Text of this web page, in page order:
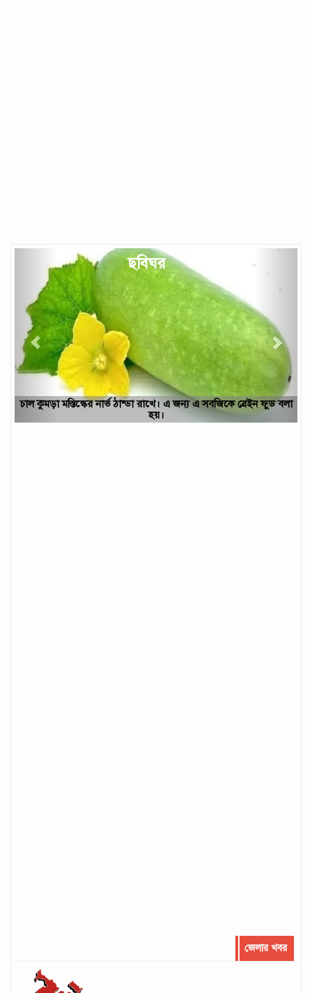
ছবিঘর
চাল কুমড়া মস্তিস্কের নার্ভ ঠান্ডা রাখে। এ জন্য এ সবজিকে ব্রেইন ফুড বলা
হয়।
Previous
জেলার খবর